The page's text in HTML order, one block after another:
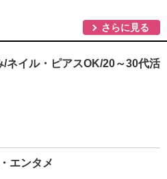
さらに見る
ネイル・ピアスOK/20～30代活
エンタメ